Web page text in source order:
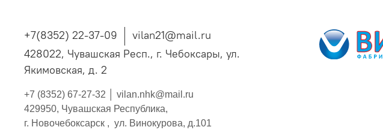
+7(8352) 22-37-09
vilan21@mail.ru
428022, Чувашская Респ., г. Чебоксары, ул.
Якимовская, д. 2
+7 (8352) 67-27-32 │ vilan.nhk@mail.ru
429950, Чувашская Республика,
г. Новочебоксарск , ул. Винокурова, д.101